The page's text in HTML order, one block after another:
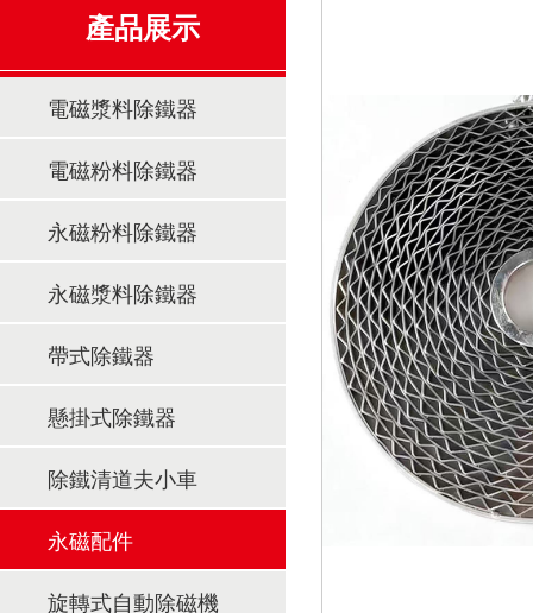
產品展示
電磁漿料除鐵器
電磁粉料除鐵器
永磁粉料除鐵器
永磁漿料除鐵器
帶式除鐵器
懸掛式除鐵器
除鐵清道夫小車
永磁配件
旋轉式自動除磁機